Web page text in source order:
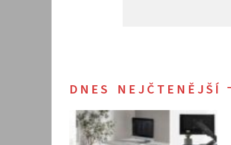
DNES NEJČTENĚJŠÍ